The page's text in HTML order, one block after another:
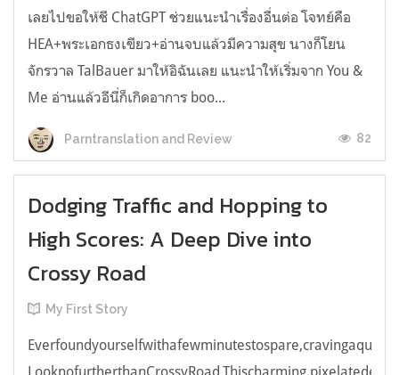
เลยไปขอให้ชี ChatGPT ช่วยแนะนำเรื่องอื่นต่อ โจทย์คือ
HEA+พระเอกธงเขียว+อ่านจบแล้วมีความสุข นางก็โยน
จักรวาล TalBauer มาให้อิฉันเลย แนะนำให้เริ่มจาก You &
Me อ่านแล้วอีนี่ก็เกิดอาการ boo...
Parntranslation and Review 82
Dodging Traffic and Hopping to
High Scores: A Deep Dive into
Crossy Road
My First Story